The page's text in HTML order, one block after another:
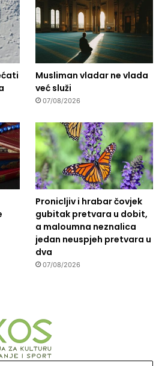
Musliman vladar ne vlada
već služi
07/08/2026
Pronicljiv i hrabar čovjek
gubitak pretvara u dobit,
a maloumna neznalica
jedan neuspjeh pretvara u
dva
07/08/2026